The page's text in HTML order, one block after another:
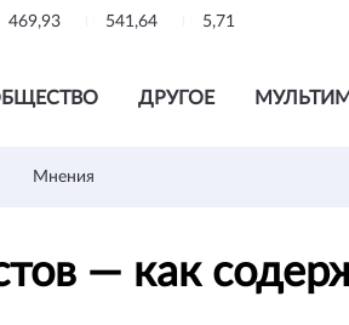
469,93 541,64 5,71
ДРУГОЕ
Мнения
— как